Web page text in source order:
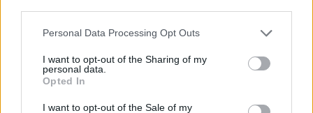
Please note that this website/app uses one or more Google
not limited to your visit or usage behaviour. You may click to
grant or deny consent to Google and its third-party tags to
use your data for below specified purposes in below Google
consent section.
Personal Data Processing Opt Outs
I want to opt-out of the Sharing of my
personal data.
Opted In
I want to opt-out of the Sale of my
mutatói eközben növekednek, a bűnüldözésé pedig
romlanak hazánkban. 2011-hez képest 2012-ben az